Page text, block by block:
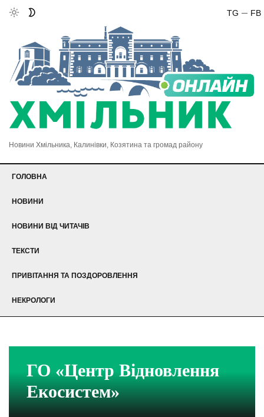
FB
TG
Новини Хмільника, Калинівки, Козятина та громад району
ГОЛОВНА
НОВИНИ
НОВИНИ ВІД ЧИТАЧІВ
ТЕКСТИ
ПРИВІТАННЯ ТА ПОЗДОРОВЛЕННЯ
НЕКРОЛОГИ
ГО «Центр Відновлення
Екосистем»